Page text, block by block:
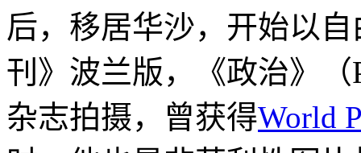
后，移居华沙，开始以
刊》波兰版，《政治》
杂志拍摄，曾获得World